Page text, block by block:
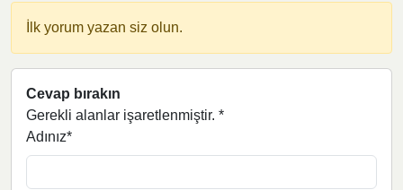
İlk yorum yazan siz olun.
Cevap bırakın
Gerekli alanlar işaretlenmiştir. *
Adınız*